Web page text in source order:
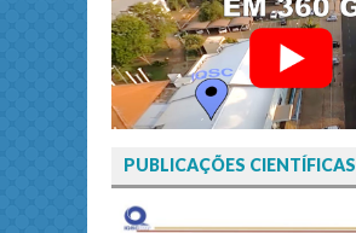
PUBLICAÇÕES CIENTÍFICAS